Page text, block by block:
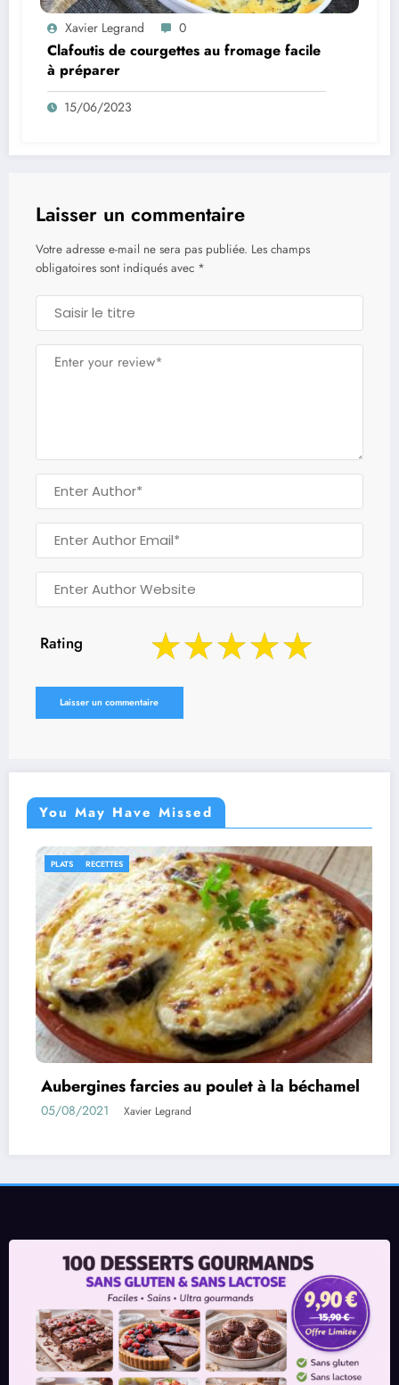
Xavier Legrand 0
Clafoutis de courgettes au fromage facile
à préparer
15/06/2023
Laisser un commentaire
Votre adresse e-mail ne sera pas publiée. Les champs
obligatoires sont indiqués avec *
Rating
You May Have Missed
au poulet à la béchamel
IDÉES RECETTES RECETTES
Rouleaux